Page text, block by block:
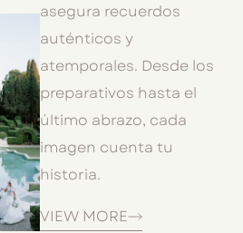
asegura recuerdos
auténticos y
atemporales. Desde los
preparativos hasta el
último abrazo, cada
imagen cuenta tu
historia.
VIEW MORE